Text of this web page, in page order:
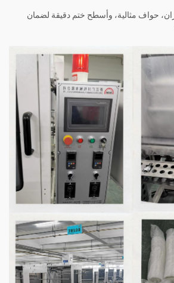
حواف مثالية، وأسطح ختم دقيقة لضمان